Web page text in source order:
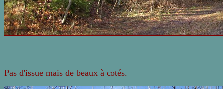
Pas d'issue mais de beaux à cotés.